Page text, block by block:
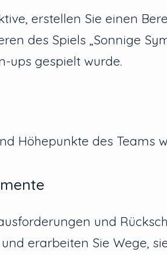
erstellen Sie einen
des Spiels „Sonnige
ups gespielt wurde.
Höhepunkte des Teams
und
erarbeiten Sie Wege,